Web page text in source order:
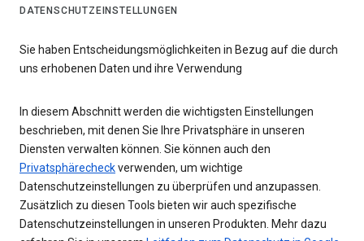
DATENSCHUTZEINSTELLUNGEN
Sie haben Entscheidungsmöglichkeiten in Bezug auf die durch
uns erhobenen Daten und ihre Verwendung
In diesem Abschnitt werden die wichtigsten Einstellungen
beschrieben, mit denen Sie Ihre Privatsphäre in unseren
Diensten verwalten können. Sie können auch den
Privatsphärecheckverwenden, um wichtige
Datenschutzeinstellungen zu überprüfen und anzupassen.
Zusätzlich zu diesen Tools bieten wir auch spezifische
Datenschutzeinstellungen in unseren Produkten. Mehr dazu